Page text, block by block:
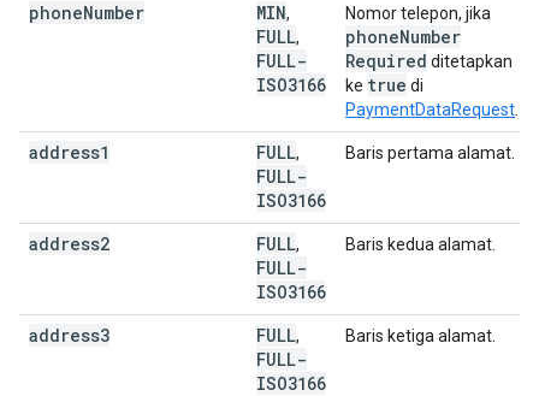
phoneNumber MIN,
FULL,
FULL-
ISO3166
Nomor telepon, jika
phoneNumber
Required ditetapkan
ke true di
PaymentDataRequest
address1 FULL,
FULL-
ISO3166
Baris pertama alamat.
address2 FULL,
FULL-
ISO3166
Baris kedua alamat.
address3 FULL,
FULL-
ISO3166
Baris ketiga alamat.